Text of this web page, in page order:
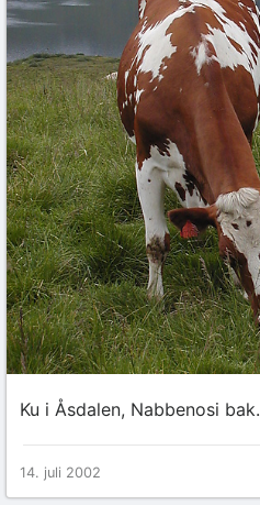
Ku i Åsdalen, Nabbenosi bak.
14. juli 2002